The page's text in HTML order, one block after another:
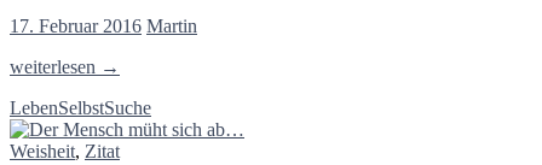
17. Februar 2016 Martin
Und
wäre
es
wohl
weiterlesen →
LebenSelbstSuche
Weisheit, Zitat